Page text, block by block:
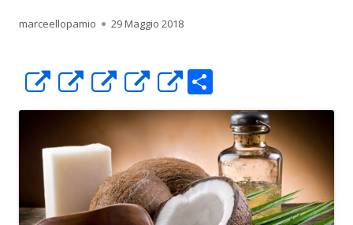
Autore
marceellopamio Pubblicato
29 Maggio 2018
Apre
in
una
nuova
finestra
Apre
in
una
nuova
finestra
Apre
in
una
nuova
finestra
Apre
in
una
nuova
finestra
Apre
in
una
nuova
finestra
o
n
di
vi
di